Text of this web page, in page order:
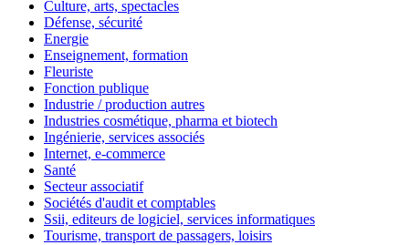
Culture, arts, spectacles
Défense, sécurité
Energie
Enseignement, formation
Fleuriste
Fonction publique
Industrie / production autres
Industries cosmétique, pharma et biotech
Ingénierie, services associés
Internet, e-commerce
Santé
Secteur associatif
Sociétés d'audit et comptables
Ssii, editeurs de logiciel, services informatiques
Tourisme, transport de passagers, loisirs